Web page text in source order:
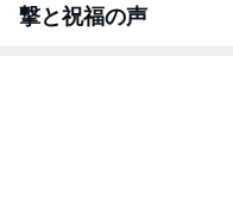
撃と祝福の声